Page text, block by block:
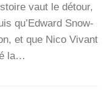
vaut le détour,
qu’Ed­ward Snow­
et que Nico Vivant
la…